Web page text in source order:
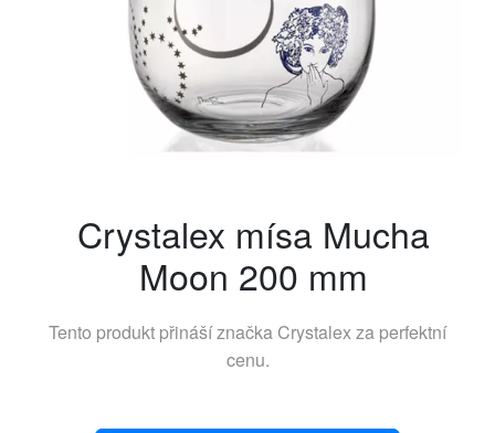
Crystalex mísa Mucha
Moon 200 mm
Tento produkt přináší značka Crystalexza perfektní
cenu.